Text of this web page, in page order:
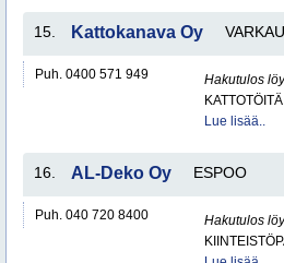
15. Kattokanava Oy
Puh. 0400 571 949
Hakutulos
KATTOTÖITÄ
Lue lisää..
16. AL-Deko Oy ESPOO
Puh. 040 720 8400
Hakutulos